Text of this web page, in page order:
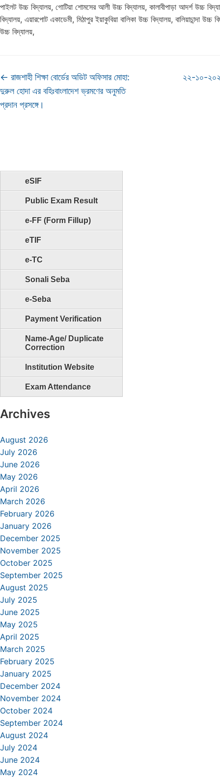
eSIF
Public Exam Result
e-FF (Form Fillup)
eTIF
e-TC
Sonali Seba
e-Seba
Payment Verification
Name-Age/ Duplicate
Correction
Institution Website
Exam Attendance
পাইলট উচ্চ বিদ্যালয়, গোটিয়া শোমসের আলী উচ্চ বিদ্যালয়, কালাবীপাড়া আদর্শ উচ্চ
বিদ্যালয়, এয়ারপোট একাডেমী, মিঠাপুর ইয়াকুবিয়া বালিকা উচ্চ বিদ্যালয়, বালিয়াচান্দা উচ্চ
উচ্চ বিদ্যালয়,
← রাজশাহী শিক্ষা বোর্ডের অডিট অফিসার মোহা:
দুরুল হোদা এর বহিঃবাংলাদেশ ভ্রমণের অনুমতি
প্রদান প্রসঙ্গে।
২২-১০-
Archives
August 2026
July 2026
June 2026
May 2026
April 2026
March 2026
February 2026
January 2026
December 2025
November 2025
October 2025
September 2025
August 2025
July 2025
June 2025
May 2025
April 2025
March 2025
February 2025
January 2025
December 2024
November 2024
October 2024
September 2024
August 2024
July 2024
June 2024
May 2024